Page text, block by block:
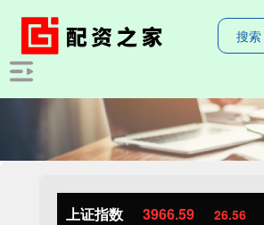
上证指数 3966.59 26.56